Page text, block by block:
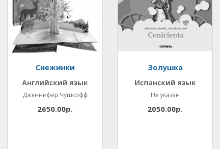
Снежинки
Английский язык
Дженнифер Чушкофф
2650.00р.
Золушка
Испанский язык
Не указан
2050.00р.